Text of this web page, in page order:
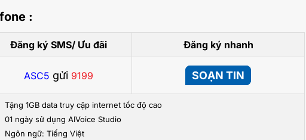
:
Đăng ký SMS/ Ưu đãi Đăng ký nhanh
ASC5 gửi 9199 SOẠN TIN
Tặng 1GB data truy cập internet tốc độ cao
01 ngày sử dụng AIVoice Studio
Ngôn ngữ: Tiếng Việt